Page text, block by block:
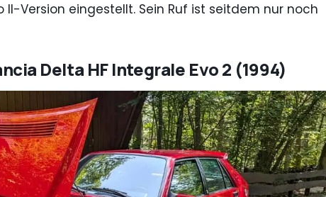
II-Version eingestellt. Sein Ruf ist seitdem nur noch
Delta HF Integrale Evo 2 (1994)